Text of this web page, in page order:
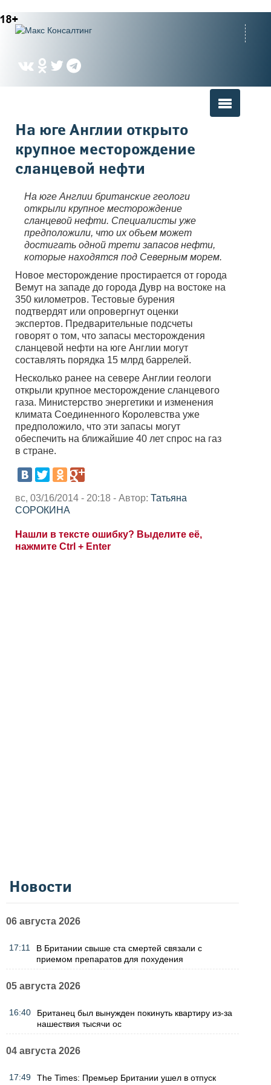
Вы здесь
На юге Англии открыто
крупное месторождение
сланцевой нефти
На юге Англии британские геологи
открыли крупное месторождение
сланцевой нефти. Специалисты уже
предположили, что их объем может
достигать одной трети запасов нефти,
которые находятся под Северным морем.
Новое месторождение простирается от города
Вемут на западе до города Дувр на востоке на
350 километров. Тестовые бурения
подтвердят или опровергнут оценки
экспертов. Предварительные подсчеты
говорят о том, что запасы месторождения
сланцевой нефти на юге Англии могут
составлять порядка 15 млрд баррелей.
Несколько ранее на севере Англии геологи
открыли крупное месторождение сланцевого
газа. Министерство энергетики и изменения
климата Соединенного Королевства уже
предположило, что эти запасы могут
обеспечить на ближайшие 40 лет спрос на газ
в стране.
вс, 03/16/2014 - 20:18 - Автор: Татьяна
СОРОКИНА
Нашли в тексте ошибку? Выделите её,
нажмите Ctrl + Enter
Новости
06 августа 2026
17:11
В Британии свыше ста смертей связали с
приемом препаратов для похудения
05 августа 2026
16:40
Британец был вынужден покинуть квартиру из-за
нашествия тысячи ос
04 августа 2026
17:49
The Times: Премьер Британии ушел в отпуск